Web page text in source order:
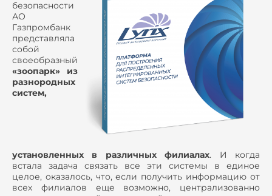
безопасности
АО
Газпромбанк
представляла
собой
своеобразный
«зоопарк» из
разнородных
систем,
установленных в различных филиалах. И когда
встала задача связать все эти системы в единое
целое, оказалось, что, если получить информацию от
всех филиалов еще возможно, централизованно